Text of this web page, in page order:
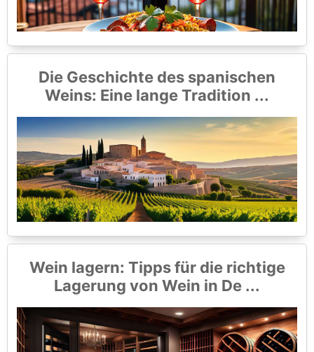
Die Geschichte des spanischen
Weins: Eine lange Tradition ...
Wein lagern: Tipps für die richtige
Lagerung von Wein in De ...